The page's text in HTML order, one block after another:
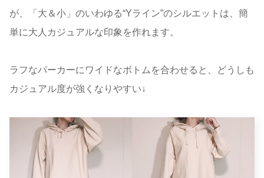
が、「大＆小」のいわゆる“Yライン”のシルエットは、簡
単に大人カジュアルな印象を作れます。
ラフなパーカーにワイドなボトムを合わせると、どうしも
カジュアル度が強くなりやすい↓